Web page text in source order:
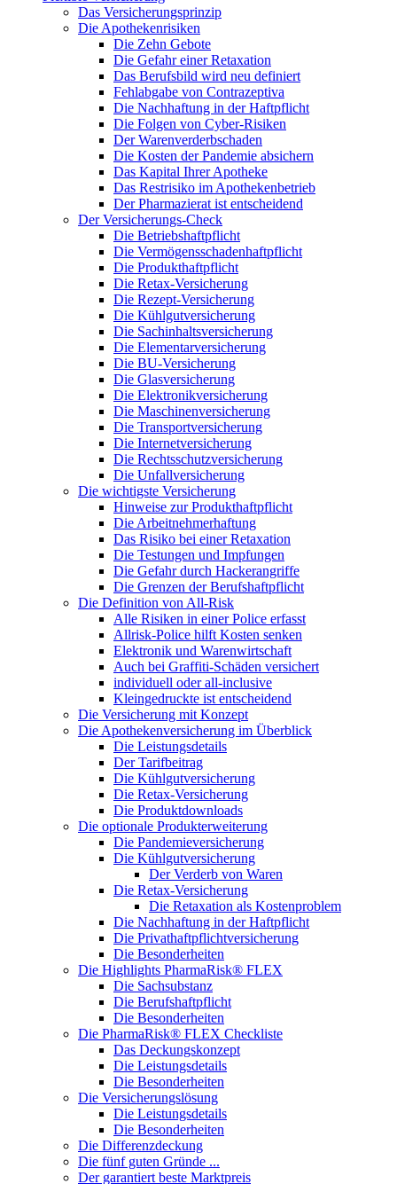
Das Versicherungsprinzip
Die Apothekenrisiken
Die Zehn Gebote
Die Gefahr einer Retaxation
Das Berufsbild wird neu definiert
Fehlabgabe von Contrazeptiva
Die Nachhaftung in der Haftpflicht
Die Folgen von Cyber-Risiken
Der Warenverderbschaden
Die Kosten der Pandemie absichern
Das Kapital Ihrer Apotheke
Das Restrisiko im Apothekenbetrieb
Der Pharmazierat ist entscheidend
Der Versicherungs-Check
Die Betriebshaftpflicht
Die Vermögensschadenhaftpflicht
Die Produkthaftpflicht
Die Retax-Versicherung
Die Rezept-Versicherung
Die Kühlgutversicherung
Die Sachinhaltsversicherung
Die Elementarversicherung
Die BU-Versicherung
Die Glasversicherung
Die Elektronikversicherung
Die Maschinenversicherung
Die Transportversicherung
Die Internetversicherung
Die Rechtsschutzversicherung
Die Unfallversicherung
Die wichtigste Versicherung
Hinweise zur Produkthaftpflicht
Die Arbeitnehmerhaftung
Das Risiko bei einer Retaxation
Die Testungen und Impfungen
Die Gefahr durch Hackerangriffe
Die Grenzen der Berufshaftpflicht
Die Definition von All-Risk
Alle Risiken in einer Police erfasst
Allrisk-Police hilft Kosten senken
Elektronik und Warenwirtschaft
Auch bei Graffiti-Schäden versichert
individuell oder all-inclusive
Kleingedruckte ist entscheidend
Die Versicherung mit Konzept
Die Apothekenversicherung im Überblick
Die Leistungsdetails
Der Tarifbeitrag
Die Kühlgutversicherung
Die Retax-Versicherung
Die Produktdownloads
Die optionale Produkterweiterung
Die Pandemieversicherung
Die Kühlgutversicherung
Der Verderb von Waren
Die Retax-Versicherung
Die Retaxation als Kostenproblem
Die Nachhaftung in der Haftpflicht
Die Privathaftpflichtversicherung
Die Besonderheiten
Die Highlights PharmaRisk® FLEX
Die Sachsubstanz
Die Berufshaftpflicht
Die Besonderheiten
Die PharmaRisk® FLEX Checkliste
Das Deckungskonzept
Die Leistungsdetails
Die Besonderheiten
Die Versicherungslösung
Die Leistungsdetails
Die Besonderheiten
Die Differenzdeckung
Die fünf guten Gründe ...
Der garantiert beste Marktpreis